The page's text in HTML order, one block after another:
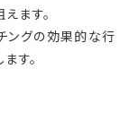
ます。
ングの効果的な行
す。